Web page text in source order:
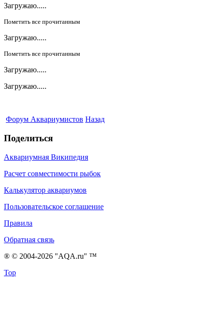
Загружаю.....
Пометить все прочитанным
Загружаю.....
Пометить все прочитанным
Загружаю.....
Загружаю.....
Форум Аквариумистов Назад
Поделиться
Аквариумная Википедия
Расчет совместимости рыбок
Калькулятор аквариумов
Пользовательское соглашение
Правила
Обратная связь
® © 2004-2026 "AQA.ru" ™
Top